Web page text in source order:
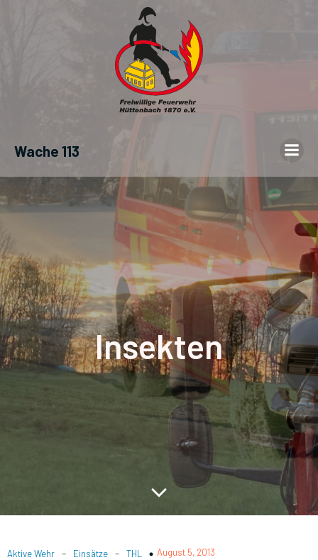
Wache 113
Insekten
Aktive Wehr - Einsätze - THL August 5, 2013